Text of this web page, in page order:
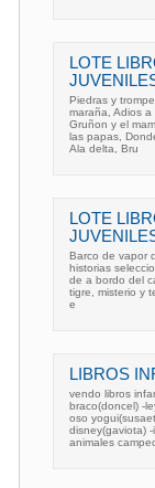
LOTE
Piedras y
maraña, Adios
Gruñon y el
las papas,
Ala delta, Bru
LOTE
Barco de vapor
historias
de a bordo del
tigre, misterio y
e
LIBROS
vendo libros
braco(doncel) -
oso
disney(gaviota)
animales